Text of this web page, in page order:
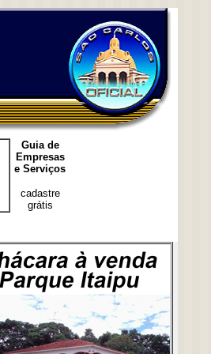
Guia de
Empresas
e Serviços
cadastre
grátis